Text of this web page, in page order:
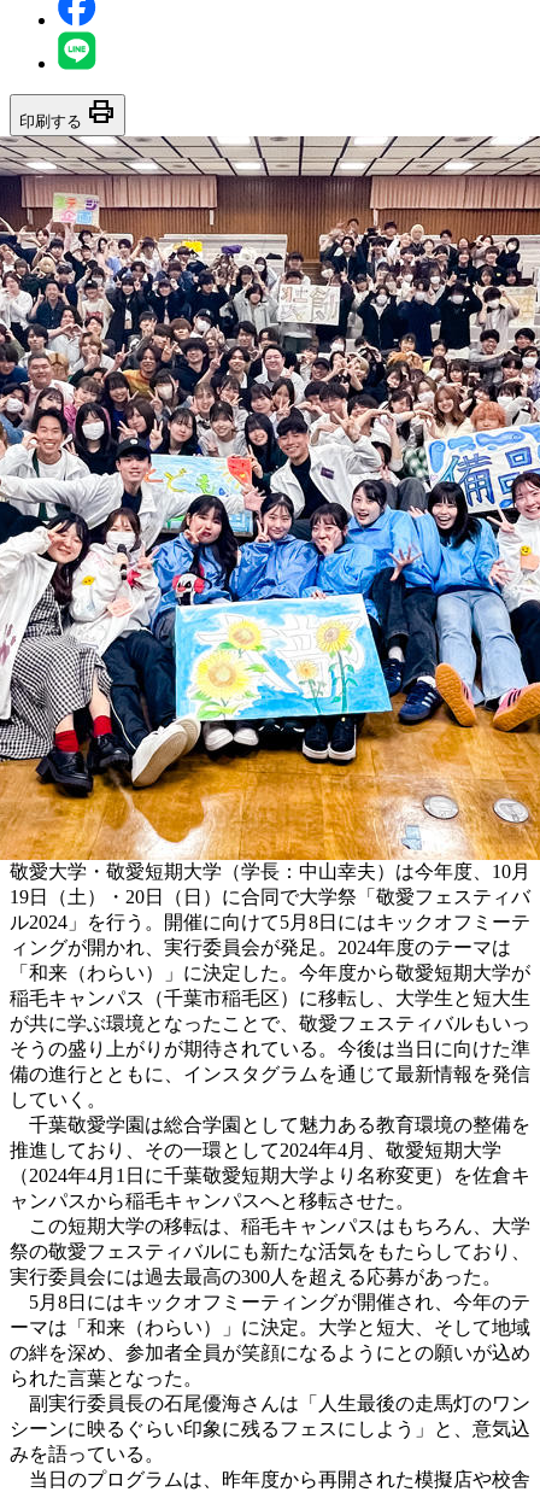
印刷する print
敬愛大学・敬愛短期大学（学長：中山幸夫）は今年度、10月
19日（土）・20日（日）に合同で大学祭「敬愛フェスティバ
ル2024」を行う。開催に向けて5月8日にはキックオフミーテ
ィングが開かれ、実行委員会が発足。2024年度のテーマは
「和来（わらい）」に決定した。今年度から敬愛短期大学が
稲毛キャンパス（千葉市稲毛区）に移転し、大学生と短大生
が共に学ぶ環境となったことで、敬愛フェスティバルもいっ
そうの盛り上がりが期待されている。今後は当日に向けた準
備の進行とともに、インスタグラムを通じて最新情報を発信
していく。
千葉敬愛学園は総合学園として魅力ある教育環境の整備を
推進しており、その一環として2024年4月、敬愛短期大学
（2024年4月1日に千葉敬愛短期大学より名称変更）を佐倉キ
ャンパスから稲毛キャンパスへと移転させた。
この短期大学の移転は、稲毛キャンパスはもちろん、大学
祭の敬愛フェスティバルにも新たな活気をもたらしており、
実行委員会には過去最高の300人を超える応募があった。
5月8日にはキックオフミーティングが開催され、今年のテ
ーマは「和来（わらい）」に決定。大学と短大、そして地域
の絆を深め、参加者全員が笑顔になるようにとの願いが込め
られた言葉となった。
副実行委員長の石尾優海さんは「人生最後の走馬灯のワン
シーンに映るぐらい印象に残るフェスにしよう」と、意気込
みを語っている。
当日のプログラムは、昨年度から再開された模擬店や校舎